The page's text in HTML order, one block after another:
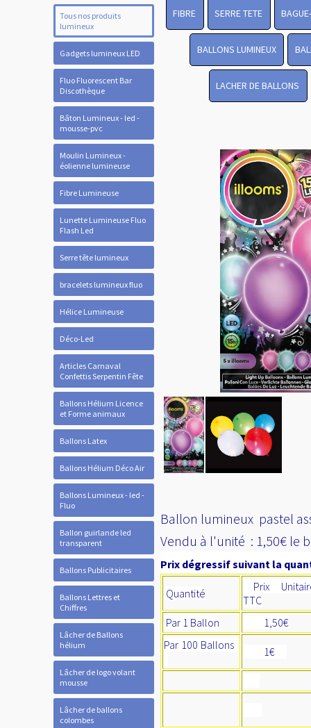
Tous nos produits
lumineux
Gadgets lumineux LED
Fluo Fluorescent Bar
Discothèque
Bâton Lumineux - led -
mousse-pvc
Moulin Lumineux -
éolienne lumineuse
Fibre Lumineuse
Lunette Lumineuse Fluo
Flash Led
Serre tête lumineux
bracelets lumineux fluo
Hélice Lumineuse
Déco-Led
Articles Carnaval
Confettis Serpentin Fête
Ballons Hélium Licence
et Forme animaux
Ballons Latex
Ballons Hélium Déco Air
Ballons Lumineux - led -
Fluo
Ballon guirlande led
transparent
Ballons Publicitaires
Ballons Lettres et
Chiffres
Lâcher de Ballons
hélium
Lâcher de logo volant
mousse
Lâcher de ballons
colombes
FIBRE SERRE TETE
BALLONS LUMINEUX
LACHER DE BALLONS
Ballon lumineux pastel
Vendu à l'unité : 1,50€ le
Prix dégressif suivant la
Quantité
Prix
TTC
Par 1 Ballon
1,50€
Par 100 Ballons
1€